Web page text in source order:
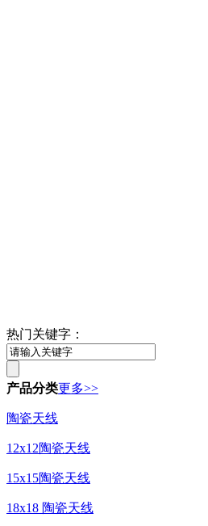
热门关键字：
产品分类更多>>
陶瓷天线
12x12陶瓷天线
15x15陶瓷天线
18x18 陶瓷天线